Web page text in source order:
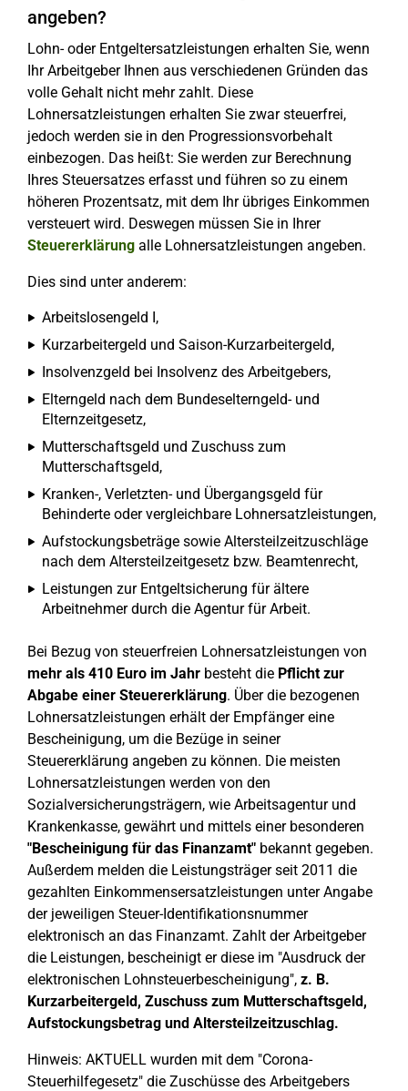
angeben?
Lohn- oder Entgeltersatzleistungen erhalten Sie, wenn
Ihr Arbeitgeber Ihnen aus verschiedenen Gründen das
volle Gehalt nicht mehr zahlt. Diese
Lohnersatzleistungen erhalten Sie zwar steuerfrei,
jedoch werden sie in den Progressionsvorbehalt
einbezogen. Das heißt: Sie werden zur Berechnung
Ihres Steuersatzes erfasst und führen so zu einem
höheren Prozentsatz, mit dem Ihr übriges Einkommen
versteuert wird. Deswegen müssen Sie in Ihrer
Steuererklärung alle Lohnersatzleistungen angeben.
Dies sind unter anderem:
Arbeitslosengeld I,
Kurzarbeitergeld und Saison-Kurzarbeitergeld,
Insolvenzgeld bei Insolvenz des Arbeitgebers,
Elterngeld nach dem Bundeselterngeld- und
Elternzeitgesetz,
Mutterschaftsgeld und Zuschuss zum
Mutterschaftsgeld,
Kranken-, Verletzten- und Übergangsgeld für
Behinderte oder vergleichbare Lohnersatzleistungen,
Aufstockungsbeträge sowie Altersteilzeitzuschläge
nach dem Altersteilzeitgesetz bzw. Beamtenrecht,
Leistungen zur Entgeltsicherung für ältere
Arbeitnehmer durch die Agentur für Arbeit.
Bei Bezug von steuerfreien Lohnersatzleistungen von
mehr als 410 Euro im Jahr besteht die Pflicht zur
Abgabe einer Steuererklärung. Über die bezogenen
Lohnersatzleistungen erhält der Empfänger eine
Bescheinigung, um die Bezüge in seiner
Steuererklärung angeben zu können. Die meisten
Lohnersatzleistungen werden von den
Sozialversicherungsträgern, wie Arbeitsagentur und
Krankenkasse, gewährt und mittels einer besonderen
"Bescheinigung für das Finanzamt" bekannt gegeben.
Außerdem melden die Leistungsträger seit 2011 die
gezahlten Einkommensersatzleistungen unter Angabe
der jeweiligen Steuer-Identifikationsnummer
elektronisch an das Finanzamt. Zahlt der Arbeitgeber
die Leistungen, bescheinigt er diese im "Ausdruck der
elektronischen Lohnsteuerbescheinigung", z. B.
Kurzarbeitergeld, Zuschuss zum Mutterschaftsgeld,
Aufstockungsbetrag und Altersteilzeitzuschlag.
Hinweis: AKTUELL wurden mit dem "Corona-
Steuerhilfegesetz" die Zuschüsse des Arbeitgebers